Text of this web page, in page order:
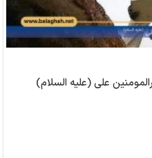
علی (علیه السلام)